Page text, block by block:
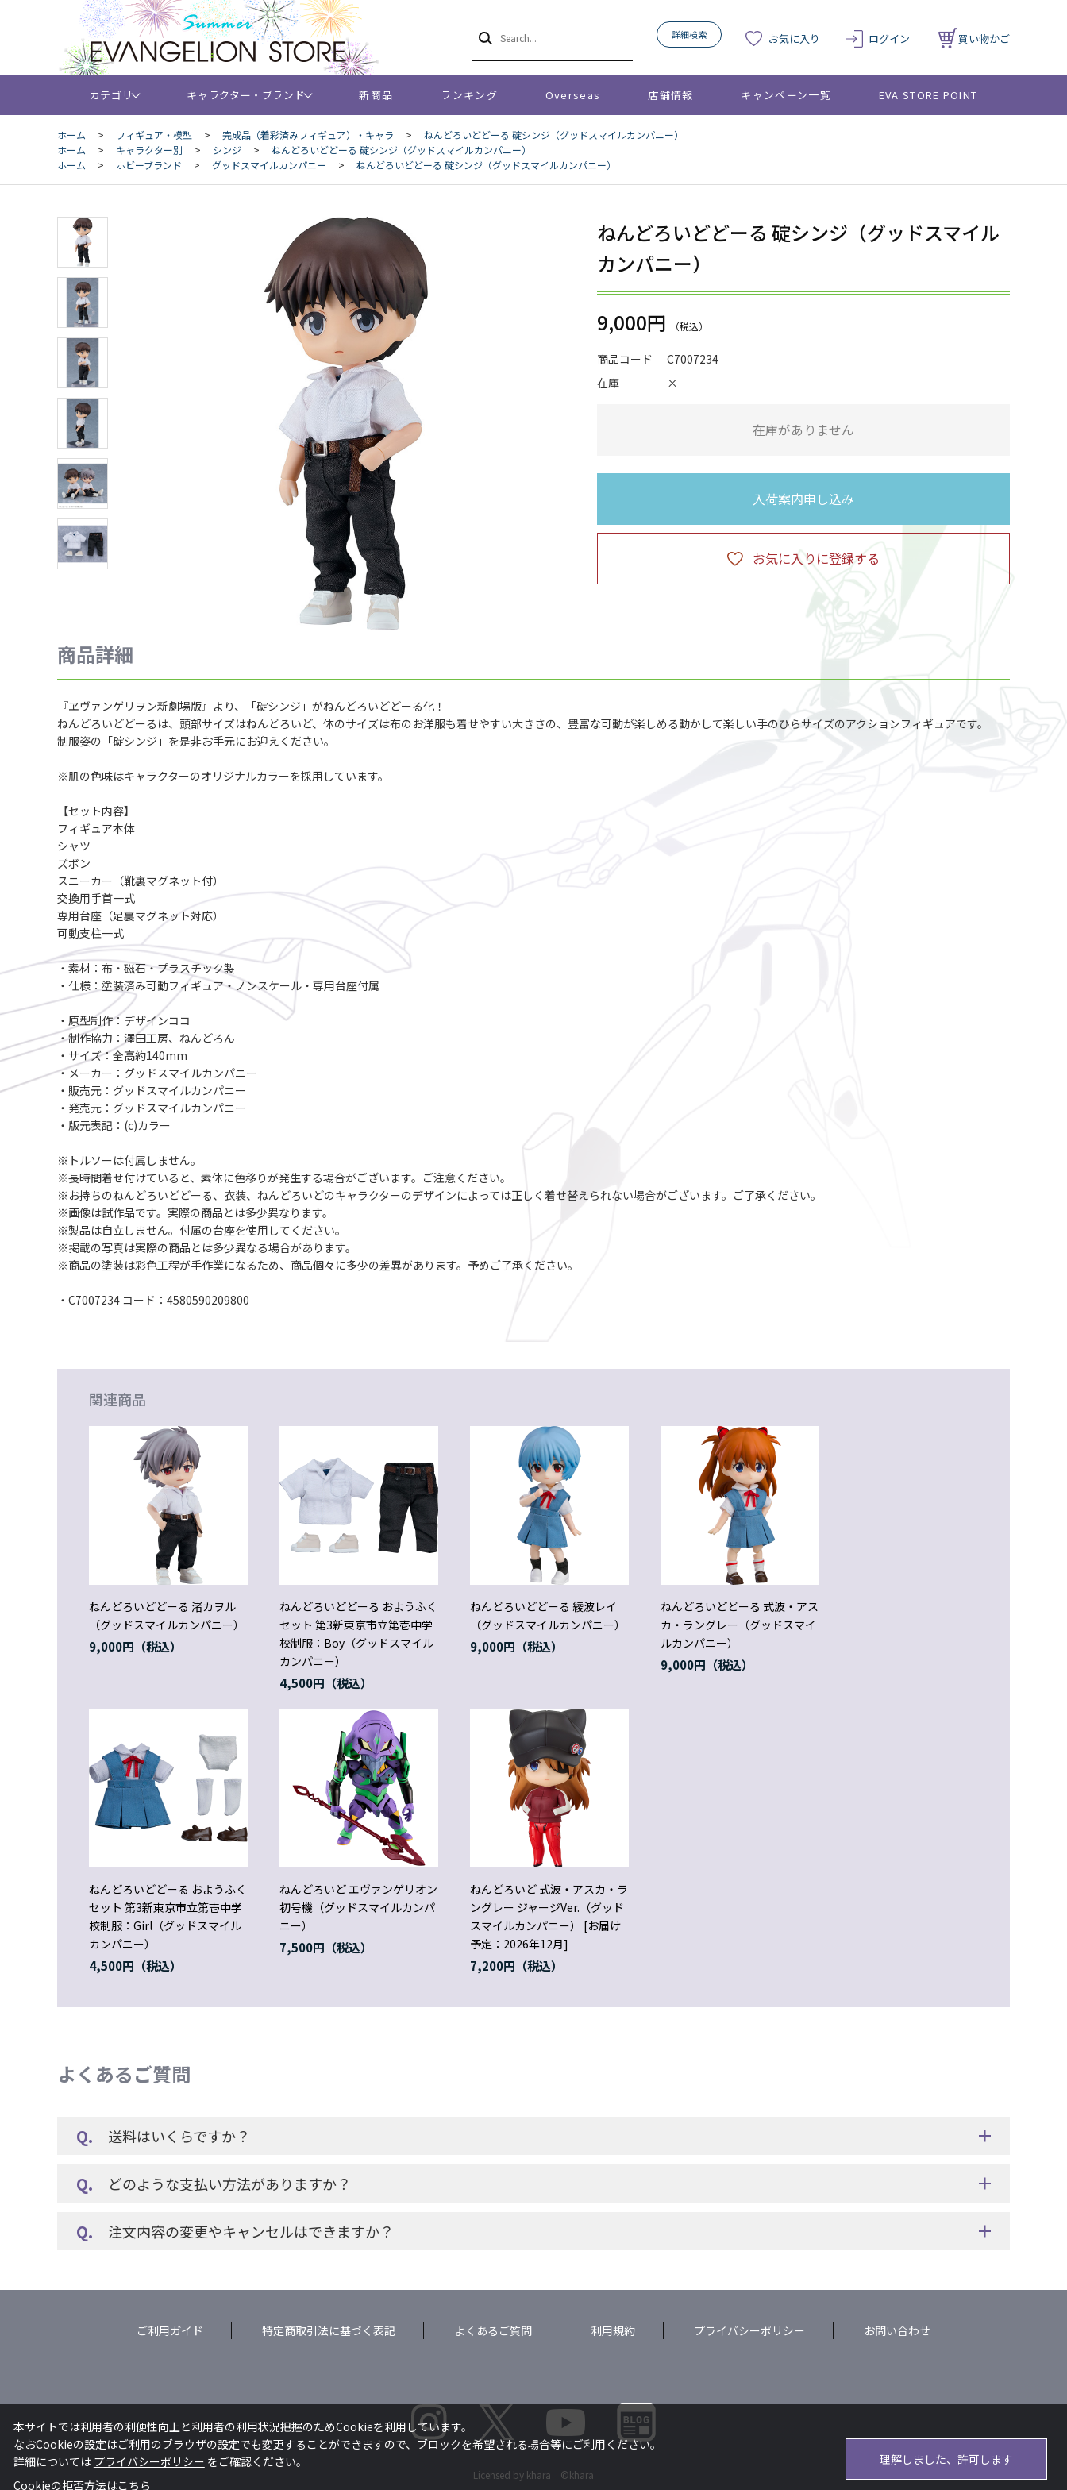
詳細検索 お気に入り ログイン 買い物かご
カテゴリ キャラクター・ブランド 新商品 ランキング Overseas 店舗情報 キャンペーン一覧 EVA STORE POINT
ホーム > フィギュア・模型 > 完成品（着彩済みフィギュア）・キャラ >
ねんどろいどどーる 碇シンジ（グッドスマイルカンパニー）
ホーム
> キャラクター別 > シンジ >
ねんどろいどどーる 碇シンジ（グッドスマイルカンパニー）
ホーム
> ホビーブランド > グッドスマイルカンパニー > ねんどろいどどーる 碇シンジ（グッドスマイルカンパニー）
ねんどろいどどーる 碇シンジ（グッドスマイル
カンパニー）
9,000円
商品コード
C7007234
在庫
×
在庫がありません
入荷案内申し込み
お気に入りに登録する
商品詳細
『ヱヴァンゲリヲン新劇場版』より、「碇シンジ」がねんどろいどどーる化！
ねんどろいどどーるは、頭部サイズはねんどろいど、体のサイズは布のお洋服も着せやすい大きさの、豊富な可動が楽しめる動かして楽しい手のひらサイズのアクションフィギュアです。
制服姿の「碇シンジ」を是非お手元にお迎えください。
※肌の色味はキャラクターのオリジナルカラーを採用しています。
【セット内容】
フィギュア本体
シャツ
ズボン
スニーカー（靴裏マグネット付）
交換用手首一式
専用台座（足裏マグネット対応）
可動支柱一式
・素材：布・磁石・プラスチック製
・仕様：塗装済み可動フィギュア・ノンスケール・専用台座付属
・原型制作：デザインココ
・制作協力：澤田工房、ねんどろん
・サイズ：全高約140mm
・メーカー：グッドスマイルカンパニー
・販売元：グッドスマイルカンパニー
・発売元：グッドスマイルカンパニー
・版元表記：(c)カラー
※トルソーは付属しません。
※長時間着せ付けていると、素体に色移りが発生する場合がございます。ご注意ください。
※お持ちのねんどろいどどーる、衣装、ねんどろいどのキャラクターのデザインによっては正しく着せ替えられない場合がございます。ご了承ください。
※画像は試作品です。実際の商品とは多少異なります。
※製品は自立しません。付属の台座を使用してください。
※掲載の写真は実際の商品とは多少異なる場合があります。
※商品の塗装は彩色工程が手作業になるため、商品個々に多少の差異があります。予めご了承ください。
・C7007234 コード：4580590209800
関連商品
ねんどろいどどーる 渚カヲル
（グッドスマイルカンパニー）
9,000円
ねんどろいどどーる おようふく
セット 第3新東京市立第壱中学
校制服：Boy（グッドスマイル
カンパニー）
4,500円
ねんどろいどどーる 綾波レイ
（グッドスマイルカンパニー）
9,000円
ねんどろいどどーる 式波・アス
カ・ラングレー（グッドスマイ
ルカンパニー）
9,000円
ねんどろいどどーる おようふく
セット 第3新東京市立第壱中学
校制服：Girl（グッドスマイル
カンパニー）
4,500円
ねんどろいど エヴァンゲリオン
初号機（グッドスマイルカンパ
ニー）
7,500円
ねんどろいど 式波・アスカ・ラ
ングレー ジャージVer.（グッド
スマイルカンパニー） [お届け
予定：2026年12月]
7,200円
よくあるご質問
送料はいくらですか？
どのような支払い方法がありますか？
注文内容の変更やキャンセルはできますか？
ご利用ガイド 特定商取引法に基づく表記 よくあるご質問 利用規約 プライバシーポリシー お問い合わせ
Licensed by khara ©khara
本サイトでは利用者の利便性向上と利用者の利用状況把握のためCookieを利用しています。
なおCookieの設定はご利用のブラウザの設定でも変更することができますので、ブロックを希望される場合等にご利用ください。
詳細については プライバシーポリシー をご確認ください。
Cookieの拒否方法はこちら
理解しました、許可します